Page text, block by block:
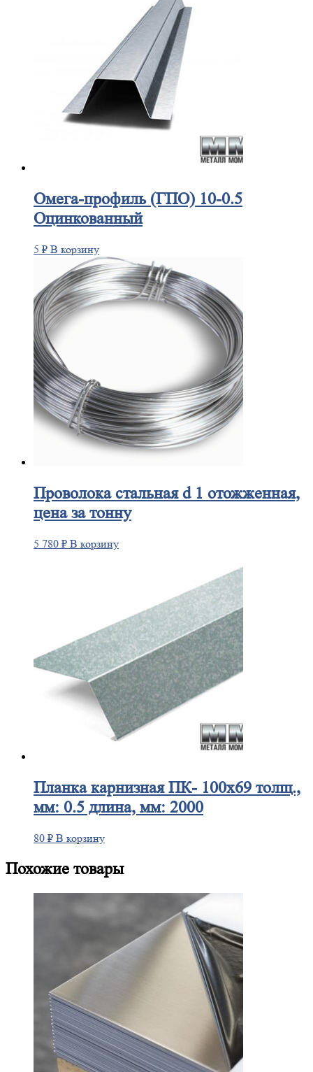
Омега-профиль(ГПО) 10-0.5
Оцинкованный
5 ₽ В корзину
Проволокастальная d 1 отожженная,
цена за тонну
5 780 ₽ В корзину
Планкакарнизная ПК- 100х69 толщ.,
мм: 0.5 длина, мм: 2000
80 ₽ В корзину
Похожие товары